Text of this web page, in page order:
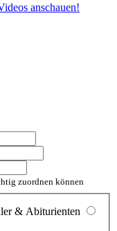
anschauen!
zuordnen können
& Abiturienten